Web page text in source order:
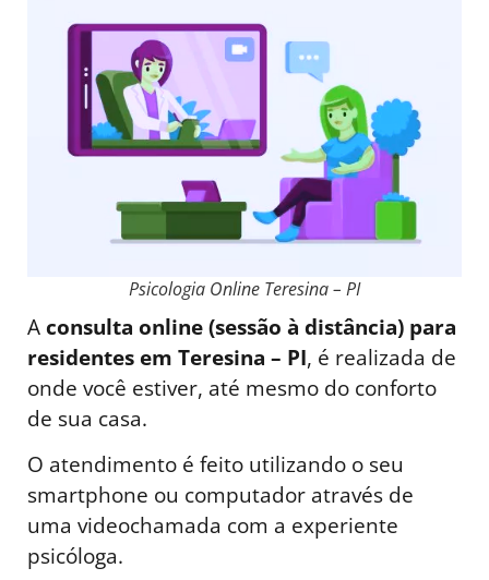
Psicologia Online Teresina – PI
Aconsulta online (sessão à distância) para
residentes em Teresina – PI, é realizada de
onde você estiver, até mesmo do conforto
de sua casa.
O atendimento é feito utilizando o seu
smartphone ou computador através de
uma videochamada com a experiente
psicóloga.